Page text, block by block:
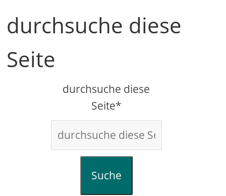
durchsuche diese
Seite
durchsuche diese
Seite*
Suche